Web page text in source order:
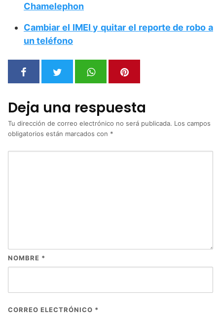
Chamelephon
Cambiar el IMEI y quitar el reporte de robo a
un teléfono
Deja una respuesta
Tu dirección de correo electrónico no será publicada. Los campos
obligatorios están marcados con *
NOMBRE *
CORREO ELECTRÓNICO *